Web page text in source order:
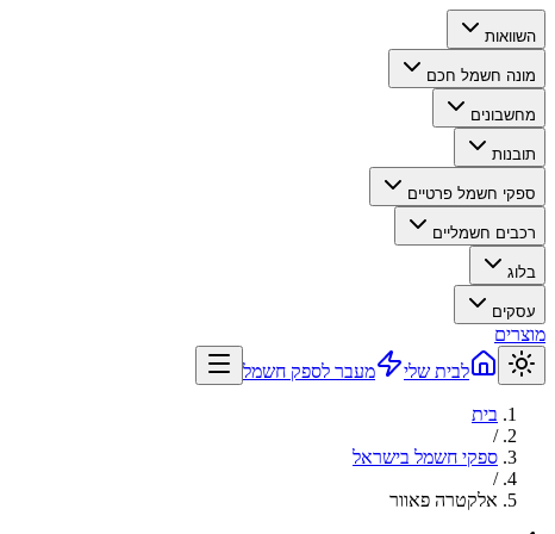
השוואות
מונה חשמל חכם
מחשבונים
תובנות
ספקי חשמל פרטיים
רכבים חשמליים
בלוג
עסקים
מוצרים
לבית שלי
מעבר לספק חשמל
בית
/
ספקי חשמל בישראל
/
אלקטרה פאוור